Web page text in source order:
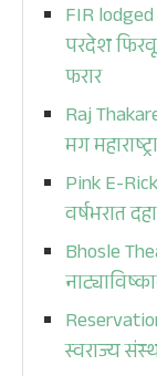
FIR
परदेश
फरार
Raj
मग
Pink E-
वर्षभरात
Bhosle
स्वराज्य